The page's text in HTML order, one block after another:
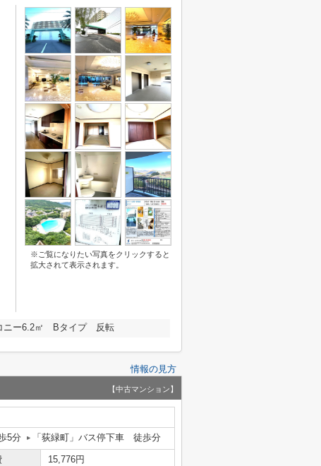
※ご覧になりたい写真をクリックすると
拡大されて表示されます。
ニー6.2㎡ Bタイプ 反転
情報の見方
【中古マンション】
5分 「荻緑町」バス停下車 徒歩分
15,776円